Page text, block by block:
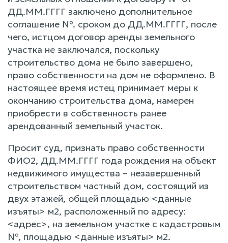
ДД.ММ.ГГГГ заключено дополнительное
соглашение №. сроком до ДД.ММ.ГГГГ, после
чего, истцом договор аренды земельного
участка не заключался, поскольку
строительство дома не было завершено,
право собственности на дом не оформлено. В
настоящее время истец принимает меры к
окончанию строительства дома, намерен
приобрести в собственность ранее
арендованный земельный участок.
Просит суд, признать право собственности
ФИО2, ДД.ММ.ГГГГ года рождения на объект
недвижимого имущества – незавершенный
строительством частный дом, состоящий из
двух этажей, общей площадью <данные
изъяты> м2, расположенный по адресу:
<адрес>, на земельном участке с кадастровым
№, площадью <данные изъяты> м2.